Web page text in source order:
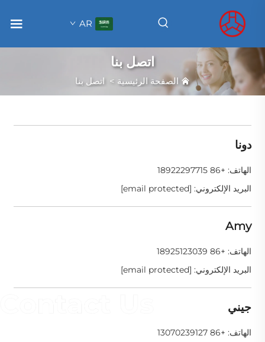
AR
اتصل بنا
الصفحة الرئيسية > اتصل بنا
دونا
الهاتف: +86 18922297715
البريد الإلكتروني: [email protected]
Amy
الهاتف: +86 18925123039
البريد الإلكتروني: [email protected]
جيني
الهاتف: +86 13070239127